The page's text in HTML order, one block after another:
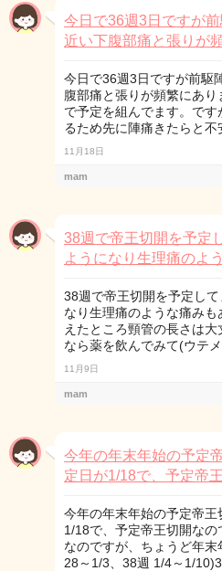
今日で36週3日ですが
近い下腹部痛と張りが
今日で36週3日ですが前駆
腹部痛と張りが頻繁にあ
で予定を組んでます。で
るため先に陣痛きたらと
11月18日
mam
38週で帝王切開を予定
ようになり生理痛のよ
38週で帝王切開を予定し
なり生理痛のような痛み
えたところ頸管の長さは
なら薬を飲んでみて(ウテ
11月9日
mam
今年の年末年始の予定
定日が1/18で、予定帝
今年の年末年始の予定帝
1/18で、予定帝王切開な
なのですが、ちょうど年
28～1/3、38週 1/4～1/